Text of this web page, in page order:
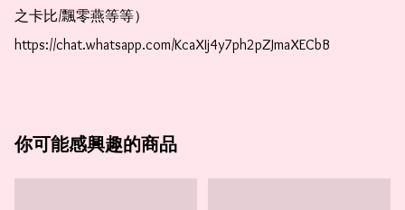
之卡比/飄零燕等等）
https://chat.whatsapp.com/KcaXIj4y7ph2pZJmaXECbB
你可能感興趣的商品